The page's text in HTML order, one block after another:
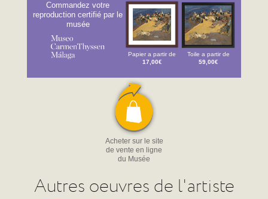
Commandez votre
reproduction certifié par le
musée
Papier a partir de
17,00€
Toile a partir de
59,00€
Acheter sur le site
de vente en ligne
du Musée
Autres oeuvres de l'artiste